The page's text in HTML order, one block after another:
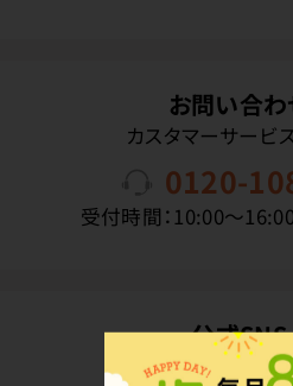
お問い合わ
カスタマーサービ
0120-
受付時間：10:00〜
公式SNS